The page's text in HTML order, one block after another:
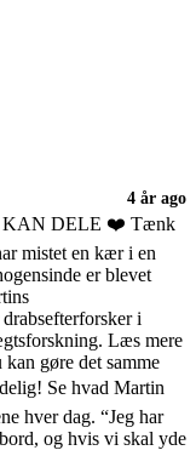
4 år ago
KAN DELE ❤️ Tænk
mistet en kær i en
er blevet
i
Læs mere
gøre det samme
Se hvad Martin
hver dag. “Jeg har
og hvis vi skal yde